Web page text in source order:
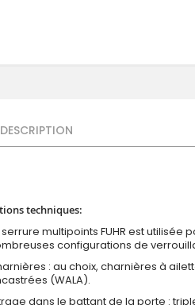
DESCRIPTION